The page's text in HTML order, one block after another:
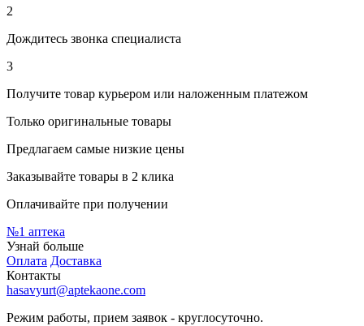
2
Дождитесь звонка специалиста
3
Получите товар курьером или наложенным платежом
Только оригинальные товары
Предлагаем самые низкие цены
Заказывайте товары в 2 клика
Оплачивайте при получении
№1 аптека
Узнай больше
Оплата Доставка
Контакты
hasavyurt@aptekaone.com
Режим работы, прием заявок - круглосуточно.